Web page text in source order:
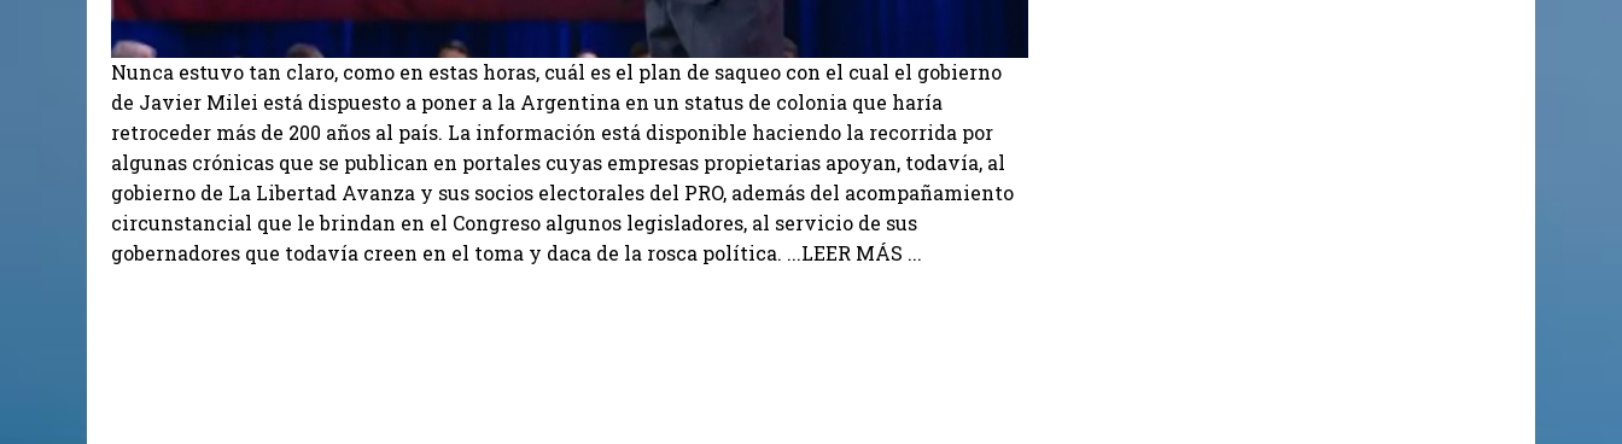
Nunca estuvo tan claro, como en estas horas, cuál es el plan de saqueo con el cual el gobierno
de Javier Milei está dispuesto a poner a la Argentina en un status de colonia que haría
retroceder más de 200 años al país. La información está disponible haciendo la recorrida por
algunas crónicas que se publican en portales cuyas empresas propietarias apoyan, todavía, al
gobierno de La Libertad Avanza y sus socios electorales del PRO, además del acompañamiento
circunstancial que le brindan en el Congreso algunos legisladores, al servicio de sus
gobernadores que todavía creen en el toma y daca de la rosca política. ...LEER MÁS ...